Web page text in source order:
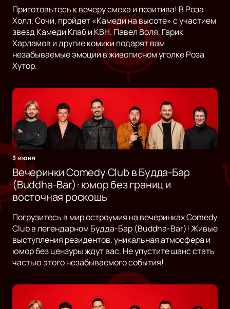
Приготовьтесь к вечеру смеха и позитива! В Роза
Холл, Сочи, пройдет «Камеди на высоте» с участием
звезд Камеди Клаб и КВН. Павел Воля, Гарик
Харламов и другие комики подарят вам
незабываемые эмоции в живописном уголке Роза
Хутор.
3 июня
Вечеринки Comedy Club в Будда-Бар
(Buddha-Bar): юмор без границ и
восточная роскошь
Погрузитесь в мир остроумия на вечеринках Comedy
Club в легендарном Будда-Бар (Buddha-Bar)! Живые
выступления резидентов, уникальная атмосфера и
юмор без цензуры ждут вас. Не упустите шанс стать
частью этого незабываемого события!